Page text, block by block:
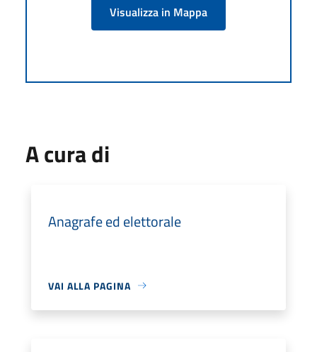
Visualizza in Mappa
A cura di
Anagrafe ed elettorale
VAI ALLA PAGINA